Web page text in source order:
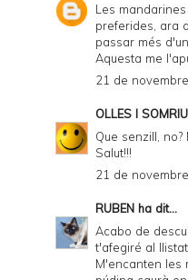
Les
preferides, ara
passar més
Aquesta me
21 de
OLLES I
Que senzill,
Salut!!!
21 de
RUBEN ha dit...
Acabo de
t'afegiré al
M'encanten les